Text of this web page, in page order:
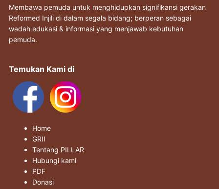
Membawa pemuda untuk menghidupkan signifikansi gerakan
Reformed Injili di dalam segala bidang; berperan sebagai
wadah edukasi & informasi yang menjawab kebutuhan
pemuda.
Temukan Kami di
Home
GRII
Tentang PILLAR
Hubungi kami
PDF
Donasi